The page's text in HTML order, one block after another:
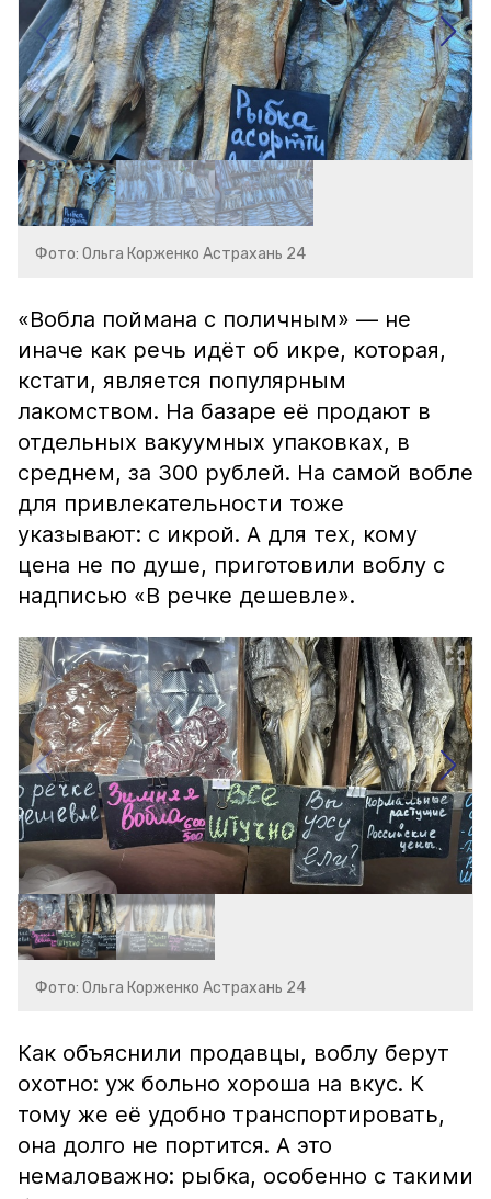
Фото: Ольга Корженко Астрахань 24
«Вобла поймана с поличным» — не
иначе как речь идёт об икре, которая,
кстати, является популярным
лакомством. На базаре её продают в
отдельных вакуумных упаковках, в
среднем, за 300 рублей. На самой вобле
для привлекательности тоже
указывают: с икрой. А для тех, кому
цена не по душе, приготовили воблу с
надписью «В речке дешевле».
Фото: Ольга Корженко Астрахань 24
Как объяснили продавцы, воблу берут
охотно: уж больно хороша на вкус. К
тому же её удобно транспортировать,
она долго не портится. А это
немаловажно: рыбка, особенно с такими